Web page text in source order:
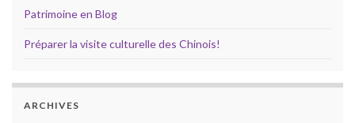
Patrimoine en Blog
Préparer la visite culturelle des Chinois!
ARCHIVES